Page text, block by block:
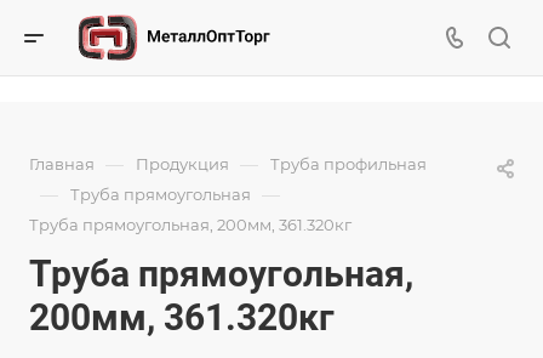
Главная — Продукция — Труба профильная
— Труба прямоугольная —
Труба прямоугольная, 200мм, 361.320кг
Труба прямоугольная,
200мм, 361.320кг